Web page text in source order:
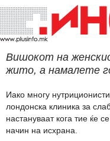
Вишокот на
жито, а намалете
Иако многу
лондонска клиника за
настануваат кога тие ќе
начин на исхрана.